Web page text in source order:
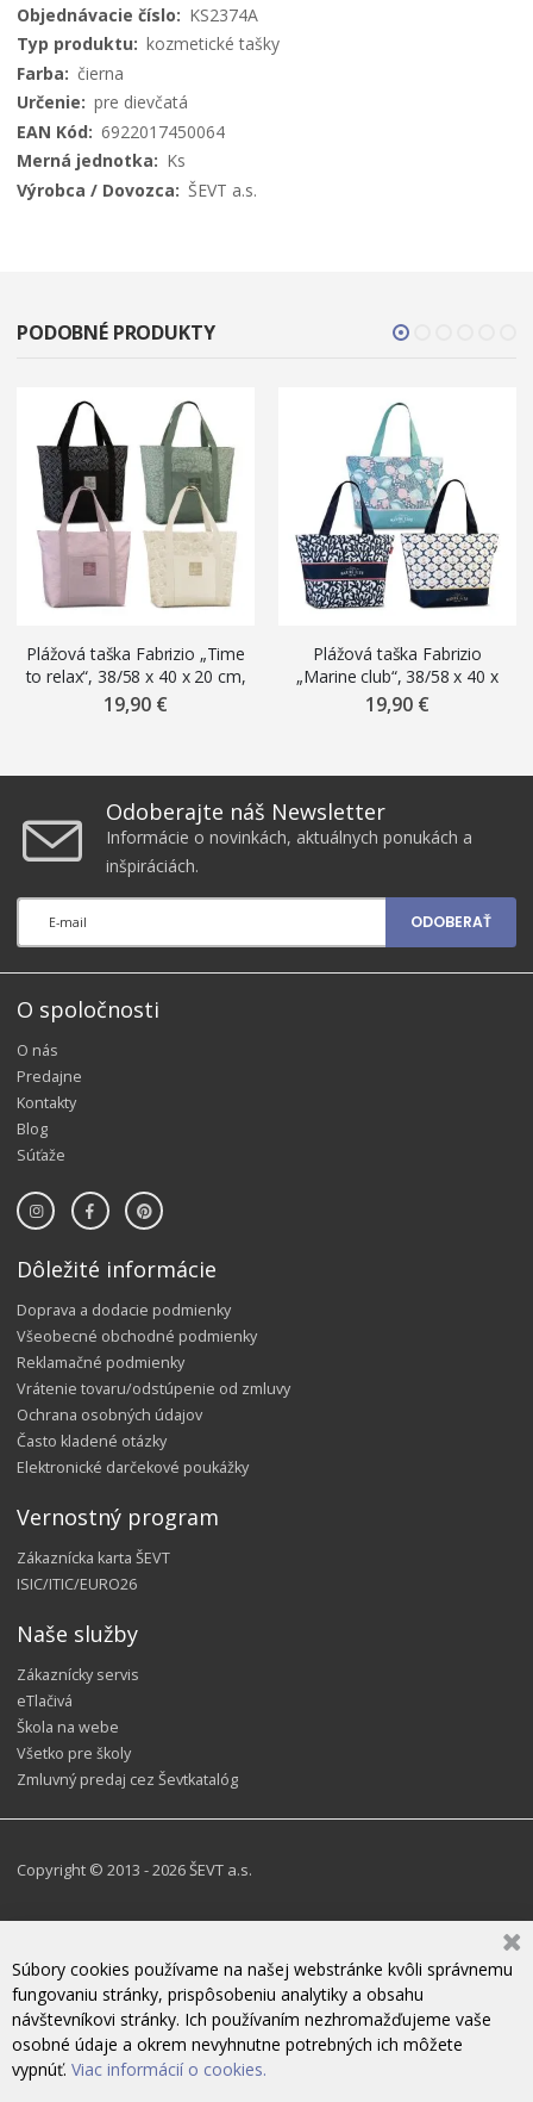
Viac
informácií
KS2374A
kozmetické tašky
čierna
pre dievčatá
6922017450064
Ks
ŠEVT a.s.
PODOBNÉ PRODUKTY
Plážová taška Fabrizio „Time
to relax“, 38/58 x 40 x 20 cm,
mix motívov
19,90 €
Plážová taška Fabrizio
„Marine club“, 38/58 x 40 x
20 cm, mix motívov
19,90 €
Odoberajte náš Newsletter
Informácie o novinkách, aktuálnych ponukách a
inšpiráciách.
ODOBERAŤ
O spoločnosti
O nás
Predajne
Kontakty
Blog
Súťaže
Dôležité informácie
Doprava a dodacie podmienky
Všeobecné obchodné podmienky
Reklamačné podmienky
Vrátenie tovaru/odstúpenie od zmluvy
Ochrana osobných údajov
Často kladené otázky
Elektronické darčekové poukážky
Vernostný program
Zákaznícka karta ŠEVT
ISIC/ITIC/EURO26
Naše služby
Zákaznícky servis
eTlačivá
Škola na webe
Všetko pre školy
Zmluvný predaj cez Ševtkatalóg
Copyright © 2013 - 2026 ŠEVT a.s.
Súbory cookies používame na našej webstránke kvôli správnemu
fungovaniu stránky, prispôsobeniu analytiky a obsahu
návštevníkovi stránky. Ich používaním nezhromažďujeme vaše
osobné údaje a okrem nevyhnutne potrebných ich môžete
vypnúť. Viac informácií o cookies.